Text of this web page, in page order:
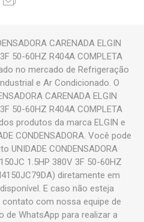
CARENADA ELGIN
50-60HZ R404A COMPLETA
no mercado de Refrigeração
e Ar Condicionado. O
CARENADA ELGIN
50-60HZ R404A COMPLETA
produtos da marca ELGIN e
CONDENSADORA. Você pode
CONDENSADORA
1.5HP 380V 3F 50-60HZ
diretamente em
E caso não esteja
com nossa equipe de
de WhatsApp para realizar a